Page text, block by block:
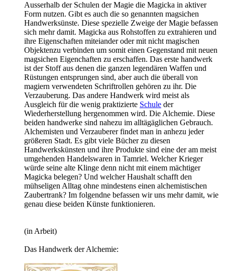
Ausserhalb der Schulen der Magie die Magicka in aktiver
Form nutzen. Gibt es auch die so genannten magsichen
Handwerksünste. Diese spezielle Zweige der Magie befassen
sich mehr damit. Magicka aus Rohstoffen zu extrahieren und
ihre Eigenschaften miteiander oder mit nicht magischen
Objektenzu verbinden um somit einen Gegenstand mit neuen
magsichen Eigenchaften zu erschaffen. Das erste handwerk
ist der Stoff aus denen die ganzen legendären Waffen und
Rüstungen entsprungen sind, aber auch die überall von
magiern verwendeten Schriftrollen gehören zu ihr. Die
Verzauberung. Das andere Handwerk wird meist als
Ausgleich für die wenig praktizierte Schule der
Wiederherstellung hergenommen wird. Die Alchemie. Diese
beiden handwerke sind nahezu im alltägäglichen Gebrauch.
Alchemisten und Verzauberer findet man in anhezu jeder
größeren Stadt. Es gibt viele Bücher zu diesen
Handwerkskünsten und ihre Produkte sind eine der am meist
umgehenden Handelswaren in Tamriel. Welcher Krieger
würde seine alte Klinge denn nicht mit einem mächtiger
Magicka belegen? Und welcher Haushalt schafft den
mühseligen Alltag ohne mindestens einen alchemistischen
Zaubertrank? Im folgendne befassen wir uns mehr damit, wie
genau diese beiden Künste funktionieren.
(in Arbeit)
Das Handwerk der Alchemie: